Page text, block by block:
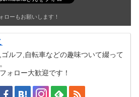
ローもお願いします！
ゴルフ,自転車などの趣味ついて綴って
ォロー大歓迎です！